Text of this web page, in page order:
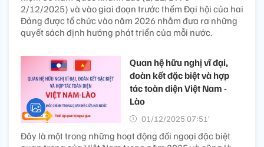
2/12/2025) và vào giai đoạn trước thềm Đại hội của hai
Đảng được tổ chức vào năm 2026 nhằm đưa ra những
quyết sách định hướng phát triển của mỗi nước.
Quan hệ hữu nghị vĩ đại,
đoàn kết đặc biệt và hợp
tác toàn diện Việt Nam -
Lào
01/12/2025 07:51’
Đây là một trong những hoạt động đối ngoại đặc biệt